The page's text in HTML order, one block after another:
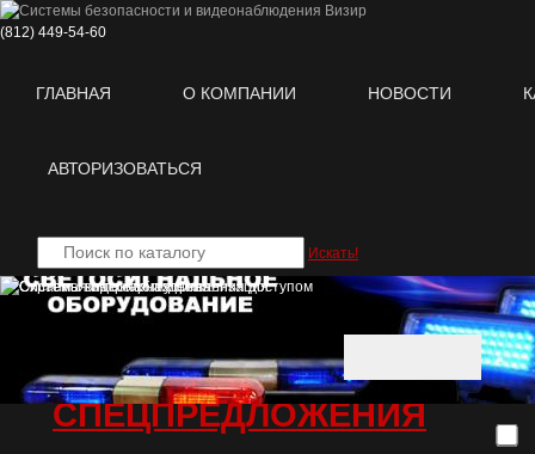
(812) 449-54-60
ГЛАВНАЯ О КОМПАНИИ НОВОСТИ
АВТОРИЗОВАТЬСЯ
Искать!
Каталог
oбновлен 04/08/2026 11:06 ,
СПЕЦПРЕДЛОЖЕНИЯ